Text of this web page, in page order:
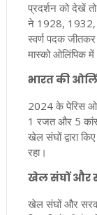
प्रदर्शन को देखें तो
ने 1928,
स्वर्ण पदक
मास्को ओलिंपिक में
भारत की
2024 के पेरिस
1 रजत और 5
खेल संघों द्वारा
रहा।
खेल संघों और
खेल संघों और